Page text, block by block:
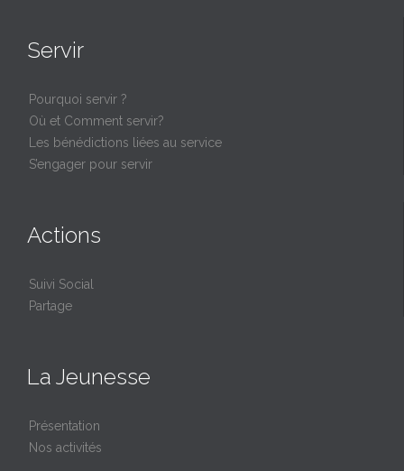
Servir
Pourquoi servir ?
Où et Comment servir?
Les bénédictions liées au service
S’engager pour servir
Actions
Suivi Social
Partage
La Jeunesse
Présentation
Nos activités